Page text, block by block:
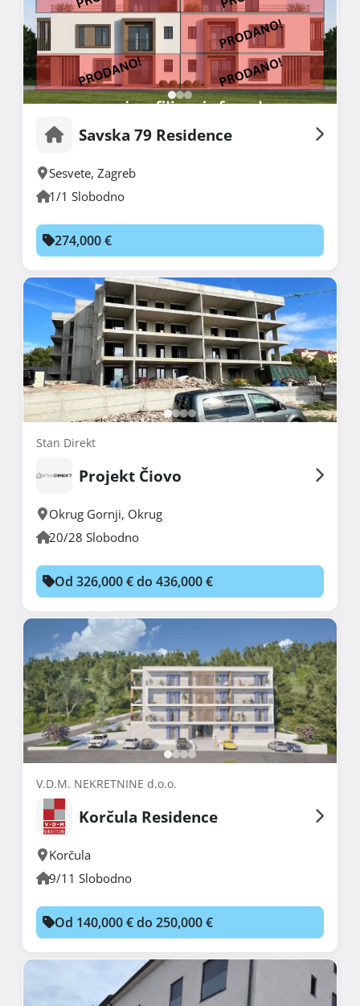
Savska 79 Residence
Sesvete, Zagreb
1/1 Slobodno
274,000 €
Stan Direkt
Projekt Čiovo
Okrug Gornji, Okrug
20/28 Slobodno
Od 326,000 € do 436,000 €
V.D.M. NEKRETNINE d.o.o.
Korčula Residence
Korčula
9/11 Slobodno
Od 140,000 € do 250,000 €